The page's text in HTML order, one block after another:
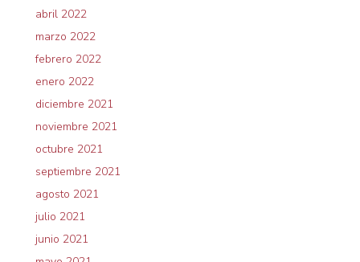
abril 2022
marzo 2022
febrero 2022
enero 2022
diciembre 2021
noviembre 2021
octubre 2021
septiembre 2021
agosto 2021
julio 2021
junio 2021